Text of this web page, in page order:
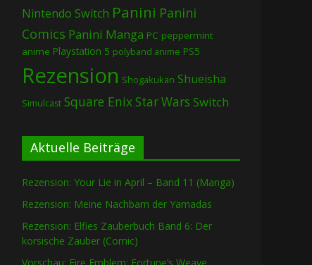
Nintendo Switch Panini Panini
Comics Panini Manga PC peppermint
anime Playstation 5 polyband anime PS5
Rezension Shogakukan Shueisha
Simulcast Square EnixStar Wars Switch
Aktuelle Beiträge
Rezension: Your Lie in April – Band 11 (Manga)
Rezension: Meine Nachbarn der Yamadas
Rezension: Elfies Zauberbuch Band 6: Der
korsische Zauber (Comic)